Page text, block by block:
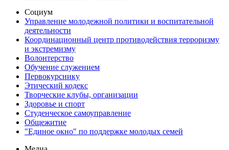
Социум
Управление молодежной политики и воспитательной
деятельности
Координационный центр противодействия терроризму
и экстремизму
Волонтерство
Обучение служением
Первокурснику
Этический кодекс
Творческие клубы, организации
Здоровье и спорт
Студенческое самоуправление
Общежитие
"Единое окно" по поддержке молодых семей